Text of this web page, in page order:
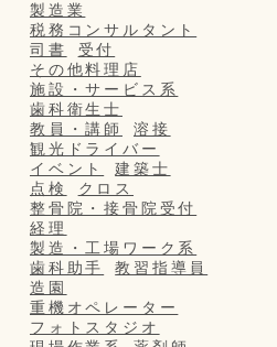
製造業
税務コンサルタント
司書
受付
その他料理店
施設・サービス系
歯科衛生士
教員・講師
溶接
観光ドライバー
イベント
建築士
点検
クロス
整骨院・接骨院受付
経理
製造・工場ワーク系
歯科助手
教習指導員
造園
重機オペレーター
フォトスタジオ